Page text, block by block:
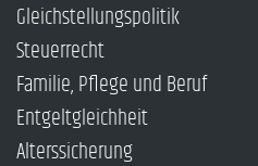
Gleichstellungspolitik
Steuerrecht
Familie, Pflege und Beruf
Entgeltgleichheit
Alterssicherung